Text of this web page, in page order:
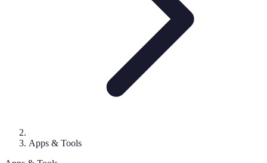
Apps & Tools